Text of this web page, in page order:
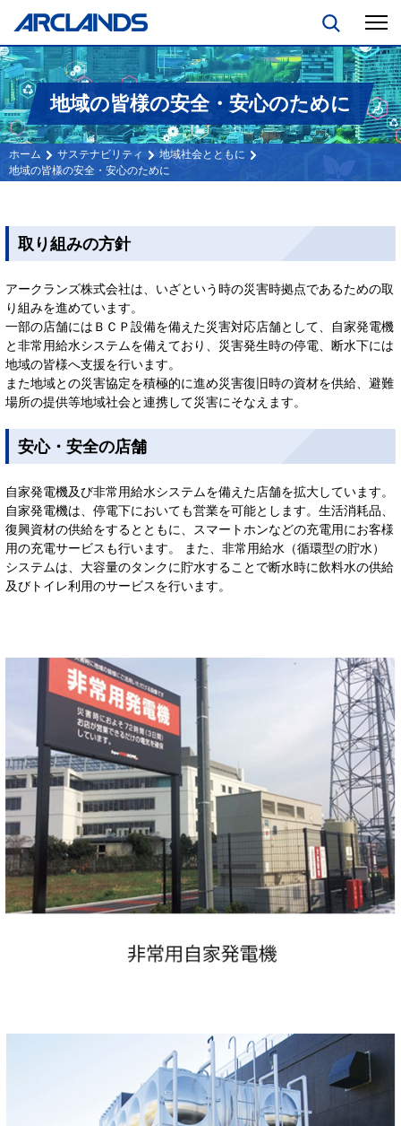
地域の皆様の安全・安心のために
サステナビリティ
地域社会とともに
地域の皆様の安全・安心のために
取り組みの方針
アークランズ株式会社は、いざという時の災害時拠点であるための取
り組みを進めています。
一部の店舗にはＢＣＰ設備を備えた災害対応店舗として、自家発電機
と非常用給水システムを備えており、災害発生時の停電、断水下には
地域の皆様へ支援を行います。
また地域との災害協定を積極的に進め災害復旧時の資材を供給、避難
場所の提供等地域社会と連携して災害にそなえます。
安心・安全の店舗
自家発電機及び非常用給水システムを備えた店舗を拡大しています。
自家発電機は、停電下においても営業を可能とします。生活消耗品、
復興資材の供給をするとともに、スマートホンなどの充電用にお客様
用の充電サービスも行います。 また、非常用給水（循環型の貯水）
システムは、大容量のタンクに貯水することで断水時に飲料水の供給
及びトイレ利用のサービスを行います。